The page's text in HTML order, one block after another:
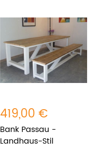
419,00 €
Bank Passau -
Landhaus-Stil